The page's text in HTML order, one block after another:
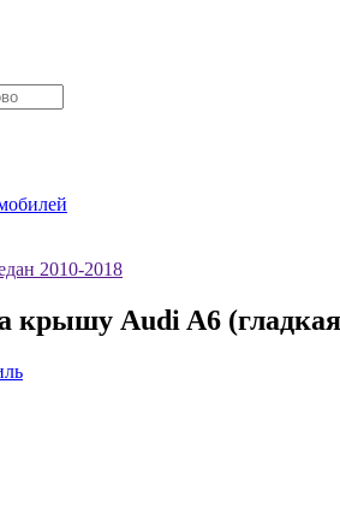
2010-2018
крышу Audi A6